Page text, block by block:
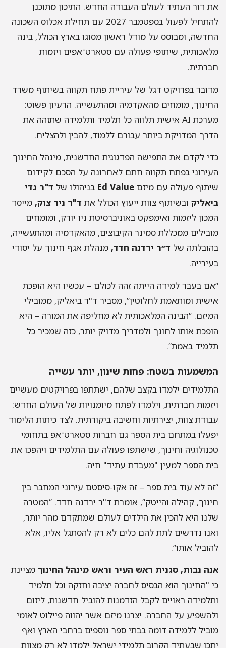
את דור העתיד לעולם העבודה החדש. התיכון מתוכנן
להתחיל לפעול בספטמבר 2027 עם תחילת אכלוס השכונה
החדשה, ומבוסס על מודל ראשון מסוגו בארץ הכולל, בינה
מלאכותית, שיתופי פעולה עם סטארט־אפים ויזמות
חברתית.
מדובר בפרויקט דגל של עיריית פתח תקווה בשיתוף משרד
החינוך, מומחים מהאקדמיה ומהתעשייה. הרעיון פשוט:
מערכת AI אישית תלווה כל תלמיד ותלמידה שתזהה את
הדרך המדויקת ביותר עבורם ללמוד, להבין ולהצליח.
כדי לקדם את התפישה הפדגוגית החדשנית, מינהל החינוך
העירוני בפתח תקווה חתם לאחרונה על הסכם לקידום
שיתוף פעולה עם מיזם Ed Value בניהולו של ד"ר גדי
ביאליק ובשיתוף צוות ייעוץ הכולל את ד"ר ניר צוק, מייסד
המכון ליזמות ואימפקט באוניברסיטת ניו יורק, ומומחים
מובילים ממכללת סמינר הקיבוצים, מהאקדמיה ומהתעשייה,
בהובלתה של ד״ר ירדנה חדד, מנהלת אגף חינוך על יסודי
בעירייה.
“אם בעבר למידה הייתה זהה לכולם – עכשיו היא הופכת
אישית ומותאמת לחלוטין”, מסביר ד"ר ביאליק, ממובילי
המיזם. “הבינה המלאכותית לא מחליפה את המורה – היא
הופכת אותו לחונך ולמדריך מדויק יותר, כזה שמכיר כל
תלמיד באמת”.
המשמעות בשטח: פחות שינון, יותר עשייה
התלמידים ילמדו בקצב שלהם, ישתתפו בפרויקטים מעשיים
ויזמות חברתית, וילמדו לפתח מיומנויות של העולם החדש:
עבודת צוות, יצירתיות וחשיבה ביקורתית. לצד כיתות הלימוד
יפעלו במתחם בית הספר גם חברות סטארט־אפ בתחומי
טכנולוגיה וחינוך, שישתפו פעולה עם התלמידים ויהפכו את
בית הספר למעין "מעבדת עתיד" חיה.
“זה לא עוד בית ספר – זה אקו-סיסטם עירוני המחבר בין
חינוך, קהילה והייטק”, אומרת ד"ר ירדנה חדד. “המטרה
שלנו היא להכין את הילדים לעולם שמתקדם מהר יותר,
ואנו נדרשים לתת להם כלים לא רק להסתגל אליו, אלא
להוביל אותו”.
אנה נבות, סגנית ראש העיר וראש מינהל החינוך מציינת
כי "החינוך הוא הבסיס לחברה יציבה וחזקה וכל תלמיד
ותלמידה ראויים לקבל הזדמנות להוביל חדשנות, ליזום
ולהשפיע על החברה. יצרנו מיזם אשר יהווה פיילוט לאומי
מוביל ללמידה דומה בבתי ספר נוספים ברחבי הארץ ואף
יתכן שבעתיד הקרוב תלמידי ישראל ילמדו לא רק מצוות